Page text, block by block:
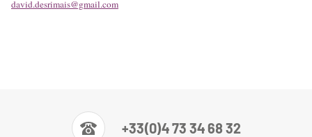
david.desrimais@gmail.com
+33(0)4 73 34 68 32